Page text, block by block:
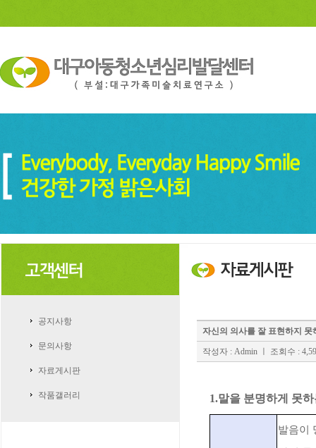
공지사항
문의사항
자료게시판
작품갤러리
자신의 의사를 잘 표현하지 못
작성자 : Admin ㅣ 조회수 :
1.말을 분명하게 못
발음이